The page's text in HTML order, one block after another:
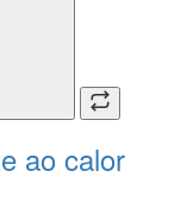
ao calor